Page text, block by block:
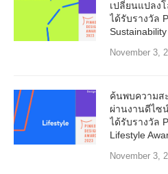
เปลี่ยนแปลง
ได้รับรางวัล
November 3,
ค้นพบความส
ผ่านงานดีไซ
ได้รับรางวัล
Lifestyle
November 3,